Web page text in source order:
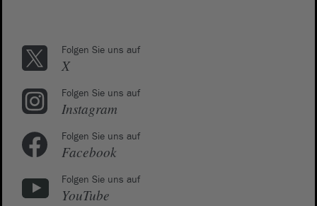
Folgen Sie uns auf
X
Folgen Sie uns auf
Instagram
Folgen Sie uns auf
Facebook
Folgen Sie uns auf
YouTube